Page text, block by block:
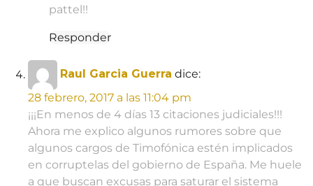
pattel!!
Responder
Raul Garcia Guerra dice:
28 febrero, 2017 a las 11:04 pm
¡¡¡En menos de 4 días 13 citaciones judiciales!!!
Ahora me explico algunos rumores sobre que
algunos cargos de Timofónica estén implicados
en corruptelas del gobierno de España. Me huele
a que buscan excusas para saturar el sistema